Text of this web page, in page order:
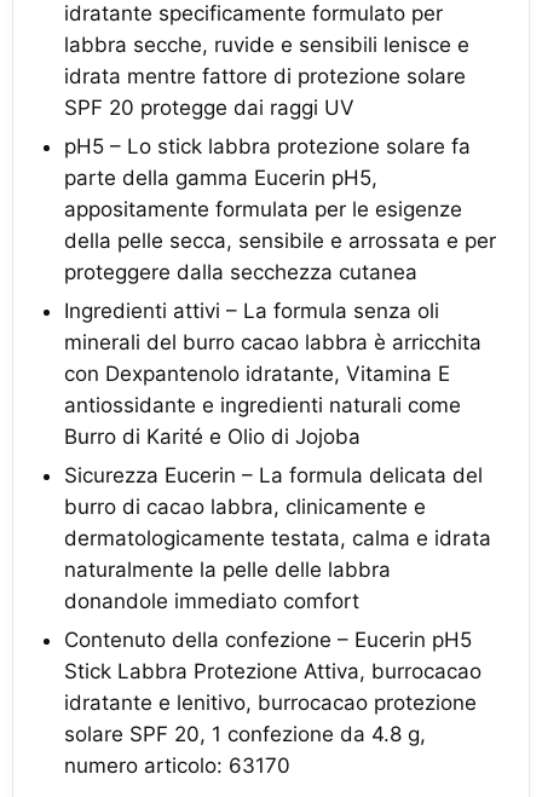
idratante specificamente formulato per
labbra secche, ruvide e sensibili lenisce e
idrata mentre fattore di protezione solare
SPF 20 protegge dai raggi UV
pH5 – Lo stick labbra protezione solare fa
parte della gamma Eucerin pH5,
appositamente formulata per le esigenze
della pelle secca, sensibile e arrossata e per
proteggere dalla secchezza cutanea
Ingredienti attivi – La formula senza oli
minerali del burro cacao labbra è arricchita
con Dexpantenolo idratante, Vitamina E
antiossidante e ingredienti naturali come
Burro di Karité e Olio di Jojoba
Sicurezza Eucerin – La formula delicata del
burro di cacao labbra, clinicamente e
dermatologicamente testata, calma e idrata
naturalmente la pelle delle labbra
donandole immediato comfort
Contenuto della confezione – Eucerin pH5
Stick Labbra Protezione Attiva, burrocacao
idratante e lenitivo, burrocacao protezione
solare SPF 20, 1 confezione da 4.8 g,
numero articolo: 63170